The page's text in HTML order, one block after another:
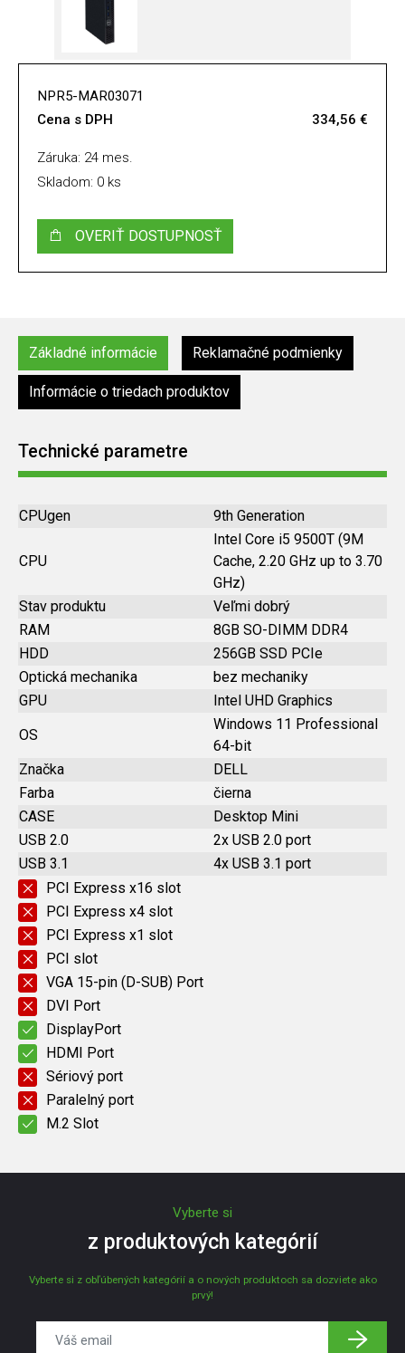
NPR5-MAR03071
Cena s DPH
334,56 €
Záruka: 24 mes.
Skladom: 0 ks
OVERIŤ DOSTUPNOSŤ
Základné informácie Reklamačné podmienky
Informácie o triedach produktov
Technické parametre
CPUgen 9th Generation
CPU
Intel Core i5 9500T (9M
Cache, 2.20 GHz up to 3.70
GHz)
Stav produktu
Veľmi dobrý
RAM
8GB SO-DIMM DDR4
HDD
256GB SSD PCIe
Optická mechanika
bez mechaniky
GPU
Intel UHD Graphics
OS
Windows 11 Professional
64-bit
Značka
DELL
Farba
čierna
CASE
Desktop Mini
USB 2.0
2x USB 2.0 port
USB 3.1
4x USB 3.1 port
PCI Express x16 slot
PCI Express x4 slot
PCI Express x1 slot
PCI slot
VGA 15-pin (D-SUB) Port
DVI Port
DisplayPort
HDMI Port
Sériový port
Paralelný port
M.2 Slot
Vyberte si
z produktových kategórií
Vyberte si z obľúbených kategórií a o nových produktoch sa dozviete ako
prvý!